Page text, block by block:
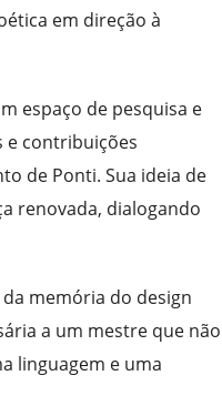
em direção à
espaço de pesquisa e
e contribuições
de Ponti. Sua ideia de
renovada, dialogando
memória do design
a um mestre que não
linguagem e uma